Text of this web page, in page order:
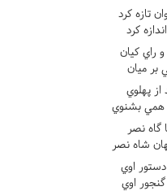
تازه کرد
کرد
راي کيان
بر ميان
از پهلوي
همي بشنوي
گاه نصر
شاه نصر
دستور اوي
اوي